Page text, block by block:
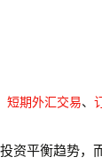
短期外汇交易、
资平衡趋势，